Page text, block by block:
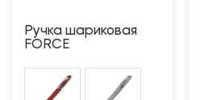
Ручка шариковая
FORCE